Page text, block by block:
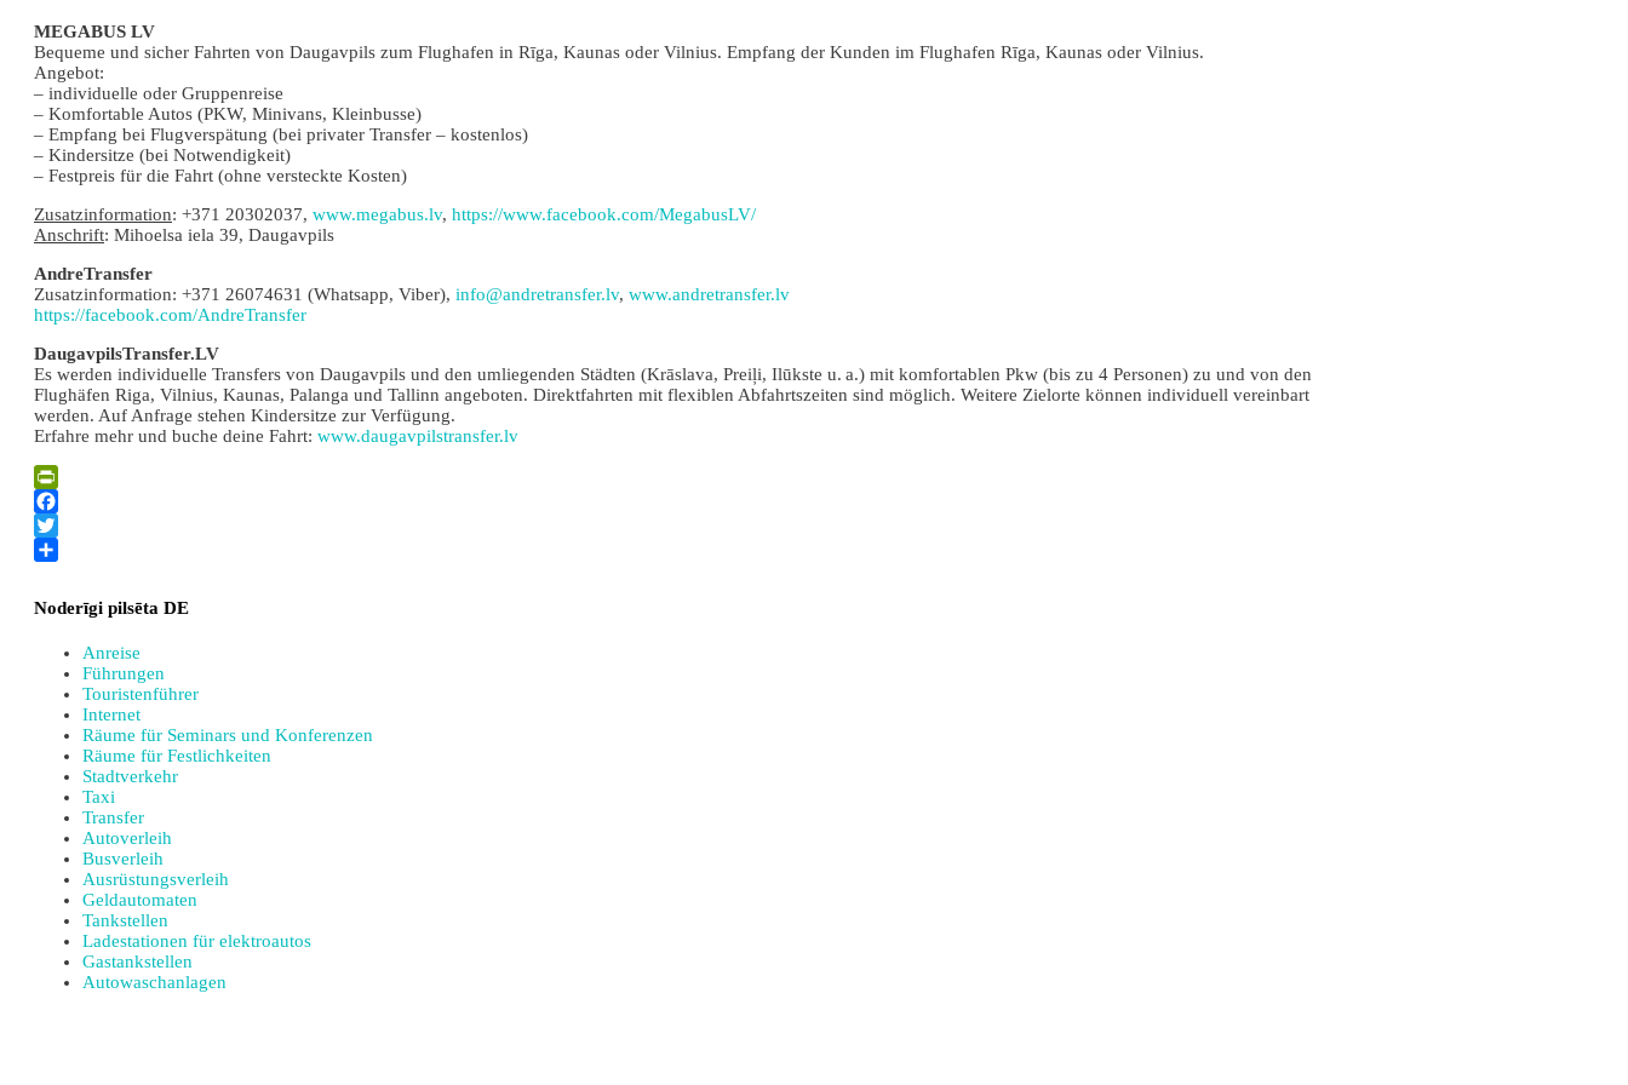
MEGABUS LV
Bequeme und sicher Fahrten von Daugavpils zum Flughafen in Rīga, Kaunas oder Vilnius. Empfang der Kunden im Flughafen Rīga, Kaunas oder Vilnius.
Angebot:
– individuelle oder Gruppenreise
– Komfortable Autos (PKW, Minivans, Kleinbusse)
– Empfang bei Flugverspätung (bei privater Transfer – kostenlos)
– Kindersitze (bei Notwendigkeit)
– Festpreis für die Fahrt (ohne versteckte Kosten)
Zusatzinformation: +371 20302037, www.megabus.lv, https://www.facebook.com/MegabusLV/
Anschrift: Mihoelsa iela 39, Daugavpils
AndreTransfer
Zusatzinformation: +371 26074631 (Whatsapp, Viber), info@andretransfer.lv, www.andretransfer.lv
https://facebook.com/AndreTransfer
DaugavpilsTransfer.LV
Es werden individuelle Transfers von Daugavpils und den umliegenden Städten (Krāslava, Preiļi, Ilūkste u. a.) mit komfortablen Pkw (bis zu 4 Personen) zu und von den
Flughäfen Riga, Vilnius, Kaunas, Palanga und Tallinn angeboten. Direktfahrten mit flexiblen Abfahrtszeiten sind möglich. Weitere Zielorte können individuell vereinbart
werden. Auf Anfrage stehen Kindersitze zur Verfügung.
Erfahre mehr und buche deine Fahrt: www.daugavpilstransfer.lv
PrintFriendly
Facebook
Twitter
Noderīgi pilsēta DE
Anreise
Führungen
Touristenführer
Internet
Räume für Seminars und Konferenzen
Räume für Festlichkeiten
Stadtverkehr
Taxi
Transfer
Autoverleih
Busverleih
Ausrüstungsverleih
Geldautomaten
Tankstellen
Ladestationen für elektroautos
Gastankstellen
Autowaschanlagen